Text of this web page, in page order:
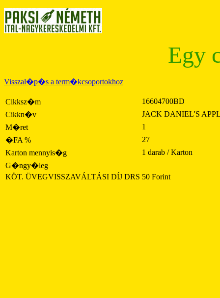
Egy
Visszal�p�s a term�kcsoportokhoz
Cikksz�m
16604700BD
Cikkn�v
JACK DANIEL'S
M�ret
1
�FA %
27
Karton mennyis�g
1 darab / Karton
G�ngy�leg
KÖT. ÜVEGVISSZAVÁLTÁSI DÍJ DRS 50 Forint